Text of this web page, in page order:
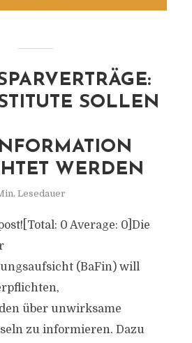
SOLLEN
WERDEN
Lesedauer
0 Average: 0]Die
(BaFin) will
über unwirksame
zu informieren. Dazu